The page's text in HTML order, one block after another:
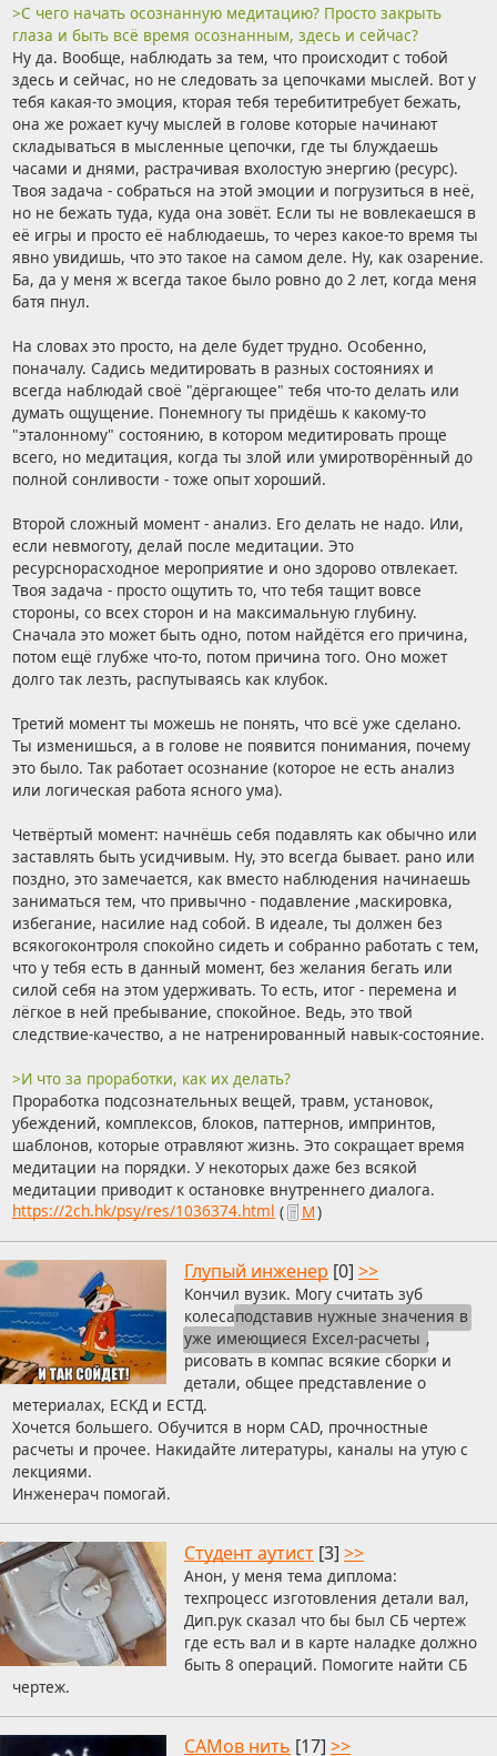
>С чего начать осознанную медитацию? Просто закрыть
глаза и быть всё время осознанным, здесь и сейчас?
Ну да. Вообще, наблюдать за тем, что происходит с тобой
здесь и сейчас, но не следовать за цепочками мыслей. Вот у
тебя какая-то эмоция, кторая тебя теребититребует бежать,
она же рожает кучу мыслей в голове которые начинают
складываться в мысленные цепочки, где ты блуждаешь
часами и днями, растрачивая вхолостую энергию (ресурс).
Твоя задача - собраться на этой эмоции и погрузиться в неё,
но не бежать туда, куда она зовёт. Если ты не вовлекаешся в
её игры и просто её наблюдаешь, то через какое-то время ты
явно увидишь, что это такое на самом деле. Ну, как озарение.
Ба, да у меня ж всегда такое было ровно до 2 лет, когда меня
батя пнул.
На словах это просто, на деле будет трудно. Особенно,
поначалу. Садись медитировать в разных состояниях и
всегда наблюдай своё "дёргающее" тебя что-то делать или
думать ощущение. Понемногу ты придёшь к какому-то
"эталонному" состоянию, в котором медитировать проще
всего, но медитация, когда ты злой или умиротворённый до
полной сонливости - тоже опыт хороший.
Второй сложный момент - анализ. Его делать не надо. Или,
если невмоготу, делай после медитации. Это
ресурснорасходное мероприятие и оно здорово отвлекает.
Твоя задача - просто ощутить то, что тебя тащит вовсе
стороны, со всех сторон и на максимальную глубину.
Сначала это может быть одно, потом найдётся его причина,
потом ещё глубже что-то, потом причина того. Оно может
долго так лезть, распутываясь как клубок.
Третий момент ты можешь не понять, что всё уже сделано.
Ты изменишься, а в голове не появится понимания, почему
это было. Так работает осознание (которое не есть анализ
или логическая работа ясного ума).
Четвёртый момент: начнёшь себя подавлять как обычно или
заставлять быть усидчивым. Ну, это всегда бывает. рано или
поздно, это замечается, как вместо наблюдения начинаешь
заниматься тем, что привычно - подавление ,маскировка,
избегание, насилие над собой. В идеале, ты должен без
всякогоконтроля спокойно сидеть и собранно работать с тем,
что у тебя есть в данный момент, без желания бегать или
силой себя на этом удерживать. То есть, итог - перемена и
лёгкое в ней пребывание, спокойное. Ведь, это твой
следствие-качество, а не натренированный навык-состояние.
>И что за проработки, как их делать?
Проработка подсознательных вещей, травм, установок,
убеждений, комплексов, блоков, паттернов, импринтов,
шаблонов, которые отравляют жизнь. Это сокращает время
медитации на порядки. У некоторых даже без всякой
медитации приводит к остановке внутреннего диалога.
https://2ch.hk/psy/res/1036374.html ( М)
Глупый инженер [0] >>
Кончил вузик. Могу считать зуб
колесаподставив нужные значения в
уже имеющиеся Ехсел-расчеты ,
рисовать в компас всякие сборки и
детали, общее представление о
метериалах, ЕСКД и ЕСТД.
Хочется большего. Обучится в норм CAD, прочностные
расчеты и прочее. Накидайте литературы, каналы на утую с
лекциями.
Инженерач помогай.
Студент аутист [3] >>
Анон, у меня тема диплома:
техпроцесс изготовления детали вал,
Дип.рук сказал что бы был СБ чертеж
где есть вал и в карте наладке должно
быть 8 операций. Помогите найти СБ
чертеж.
CAMов нить [17] >>